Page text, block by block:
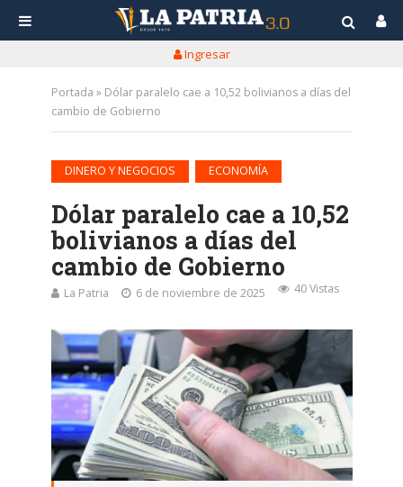
Ingresar
Portada » Dólar paralelo cae a 10,52 bolivianos a días del
cambio de Gobierno
DINERO Y NEGOCIOS ECONOMÍA
Dólar paralelo cae a 10,52
bolivianos a días del
cambio de Gobierno
La Patria 6 de noviembre de 2025 40 Vistas